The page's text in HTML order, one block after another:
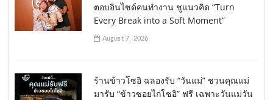
ตอบอินไซด์คนทำงาน ชูแนวคิด “Turn
Every Break into a Soft Moment”
August 7, 2026
ร้านข้าวโซอิ ฉลองรับ “วันแม่” ชวนคุณแม่
มารับ “ข้าวซอยไก่โซอิ” ฟรี เฉพาะวันแม่วัน